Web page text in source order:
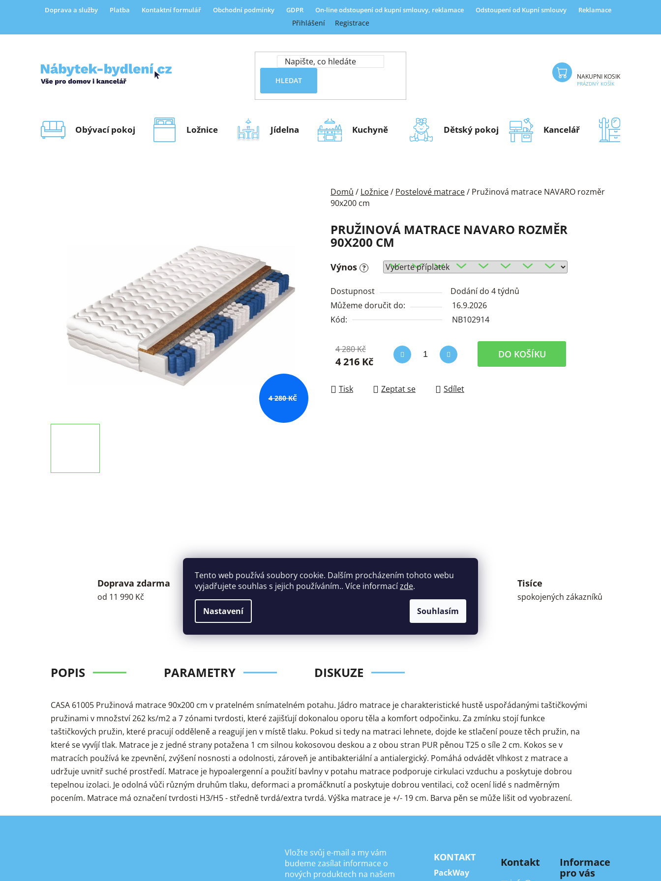
Tento web používá soubory cookie. Dalším procházením tohoto webu
vyjadřujete souhlas s jejich používáním.. Více informacízde.
Nastavení Souhlasím
Doprava a služby Platba Kontaktní formulář Obchodní podmínky GDPR On-line odstoupení od kupní smlouvy, reklamace Odstoupení od Kupní smlouvy Reklamace
Přihlášení Registrace
HLEDAT NÁKUPNÍ KOŠÍK
PRÁZDNÝ KOŠÍK
Obývací pokoj Ložnice Jídelna Kuchyně Dětský pokoj Kancelář
Domů / Ložnice/ Postelové matrace/ Pružinová matrace NAVARO rozměr
90x200 cm
PRUŽINOVÁ MATRACE NAVARO ROZMĚR
90X200 CM
Výnos ?
Dostupnost
Dodání do 4 týdnů
Můžeme doručit do:
16.9.2026
Kód:
NB102914
4 280 Kč
4 216 Kč
DO KOŠÍKU
Tisk Zeptat se Sdílet
4 280 KČ
Doprava zdarma
od 11 990 Kč
Perfektní
zákaznická podpora
Široký výběr
nábytku za rozumné
Tisíce
spokojených zákazníků
POPIS PARAMETRY DISKUZE
CASA 61005 Pružinová matrace 90x200 cm v pratelném snímatelném potahu. Jádro matrace je charakteristické hustě uspořádanými taštičkovými
pružinami v množství 262 ks/m2 a 7 zónami tvrdosti, které zajišťují dokonalou oporu těla a komfort odpočinku. Za zmínku stojí funkce
taštičkových pružin, které pracují odděleně a reagují jen v místě tlaku. Pokud si tedy na matraci lehnete, dojde ke stlačení pouze těch pružin, na
které se vyvíjí tlak. Matrace je z jedné strany potažena 1 cm silnou kokosovou deskou a z obou stran PUR pěnou T25 o síle 2 cm. Kokos se v
matracích používá ke zpevnění, zvýšení nosnosti a odolnosti, zároveň je antibakteriální a antialergický. Pomáhá odvádět vlhkost z matrace a
udržuje uvnitř suché prostředí. Matrace je hypoalergenní a použití bavlny v potahu matrace podporuje cirkulaci vzduchu a poskytuje dobrou
tepelnou izolaci. Je odolná vůči různým druhům tlaku, deformaci a promáčknutí a poskytuje dobrou ventilaci, což ocení lidé s nadměrným
pocením. Matrace má označení tvrdosti H3/H5 - středně tvrdá/extra tvrdá. Výška matrace je +/- 19 cm. Barva pěn se může lišit od vyobrazení.
Vložte svůj e-mail a my vám
budeme zasílat informace o
nových produktech na našem
KONTAKT
PackWay
Kontakt
Informace
pro vás